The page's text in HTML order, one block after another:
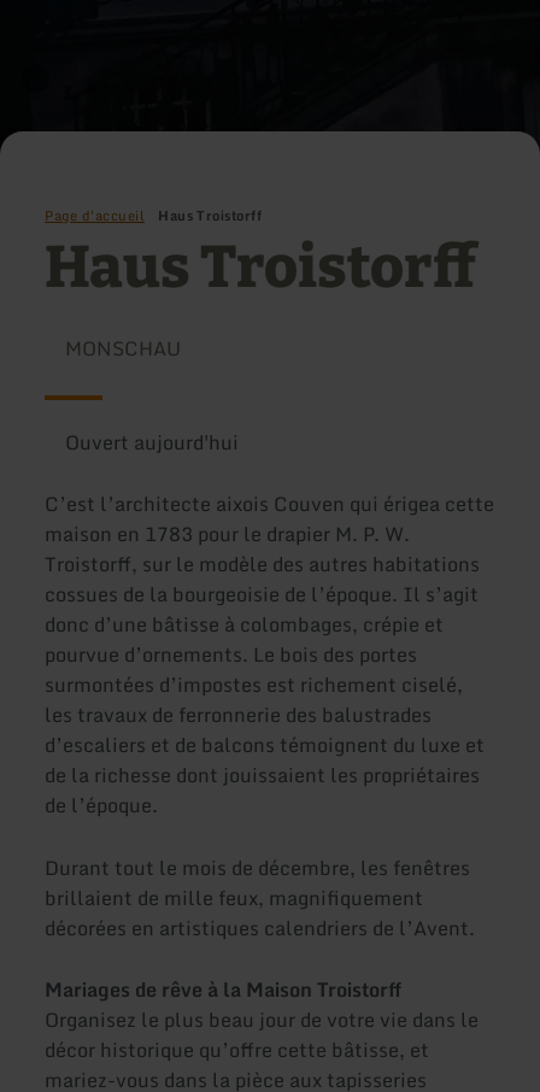
Page d'accueil Haus Troistorff
Haus Troistorff
MONSCHAU
Ouvert aujourd'hui
C’est l’architecte aixois Couven qui érigea cette
maison en 1783 pour le drapier M. P. W.
Troistorff, sur le modèle des autres habitations
cossues de la bourgeoisie de l’époque. Il s’agit
donc d’une bâtisse à colombages, crépie et
pourvue d’ornements. Le bois des portes
surmontées d’impostes est richement ciselé,
les travaux de ferronnerie des balustrades
d’escaliers et de balcons témoignent du luxe et
de la richesse dont jouissaient les propriétaires
de l’époque.
Durant tout le mois de décembre, les fenêtres
brillaient de mille feux, magnifiquement
décorées en artistiques calendriers de l’Avent.
Mariages de rêve à la Maison Troistorff
Organisez le plus beau jour de votre vie dans le
décor historique qu’offre cette bâtisse, et
mariez-vous dans la pièce aux tapisseries